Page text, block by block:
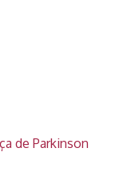
de Parkinson